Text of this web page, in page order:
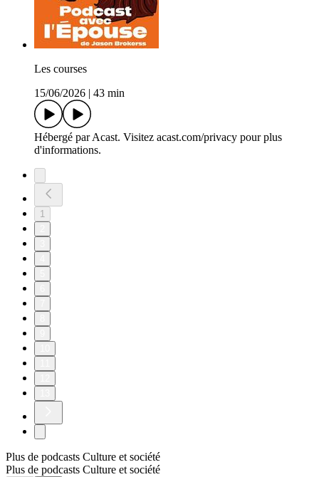
Les courses
15/06/2026
43 min
Hébergé par Acast. Visitez acast.com/privacy pour plus
d'informations.
1
Plus de podcasts Culture et société
Plus de podcasts Culture et société